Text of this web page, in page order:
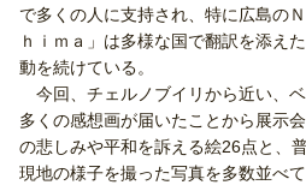
で多くの人に支持され、特に広島の
ｈｉｍａ」は多様な国で翻訳を添え
動を続けている。
今回、チェルノブイリから近い、
多くの感想画が届いたことから展示
の悲しみや平和を訴える絵26点と、
現地の様子を撮った写真を多数並べて